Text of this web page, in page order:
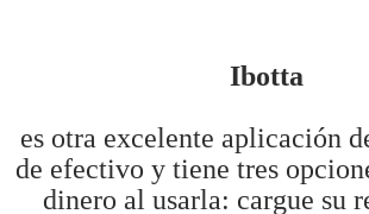
Ibotta
es otra excelente aplicación
de efectivo y tiene tres
dinero al usarla: cargue su